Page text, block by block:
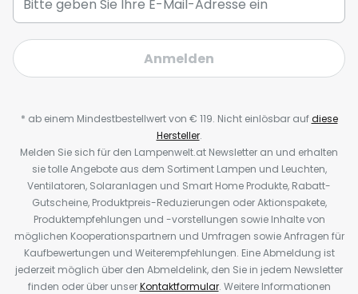
Anmelden
* ab einem Mindestbestellwert von € 119. Nicht einlösbar aufdiese
Hersteller.
Melden Sie sich für den Lampenwelt.at Newsletter an und erhalten
sie tolle Angebote aus dem Sortiment Lampen und Leuchten,
Ventilatoren, Solaranlagen und Smart Home Produkte, Rabatt-
Gutscheine, Produktpreis-Reduzierungen oder Aktionspakete,
Produktempfehlungen und -vorstellungen sowie Inhalte von
möglichen Kooperationspartnern und Umfragen sowie Anfragen für
Kaufbewertungen und Weiterempfehlungen. Eine Abmeldung ist
jederzeit möglich über den Abmeldelink, den Sie in jedem Newsletter
finden oder über unserKontaktformular. Weitere Informationen